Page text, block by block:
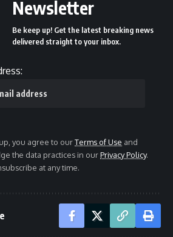
Newsletter
Be keep up! Get the latest breaking news
delivered straight to your inbox.
you agree to ourTerms of Use and
the data practices in ourPrivacy Policy.
at any time.